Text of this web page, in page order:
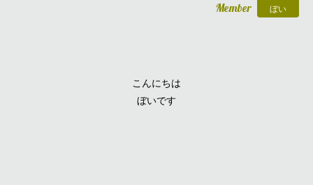
Member ぼい
こんにちは
ぼいです